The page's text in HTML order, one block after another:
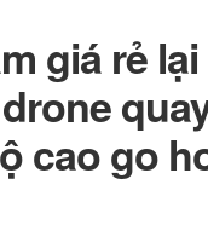
giá rẻ
cao go